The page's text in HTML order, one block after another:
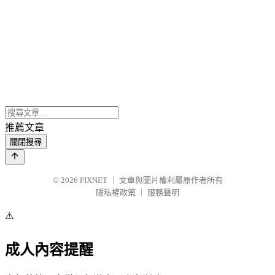
推薦文章
關閉搜尋
© 2026 PIXNET
文章與圖片權利屬原作者所有
隱私權政策
服務聲明
⚠️
成人內容提醒